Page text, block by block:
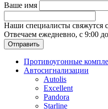
Ваше имя
Наши специалисты свяжутся
Отвечаем ежедневно, с 9:00
Отправить
Противоугонные
Автосигнализации
Autolis
Excellent
Pandora
Starline